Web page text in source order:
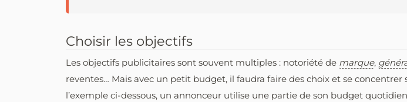
Choisir les objectifs
Les objectifs publicitaires sont souvent multiples : notoriété de marque,
reventes… Mais avec un petit budget, il faudra faire des choix et se concentrer
l’exemple ci-dessous, un annonceur utilise une partie de son budget